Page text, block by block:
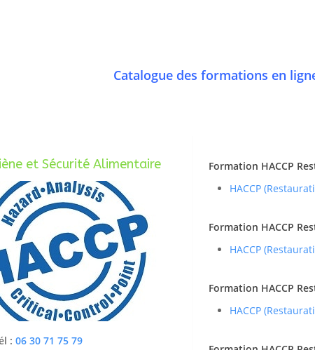
Catalogue des formations en
et Sécurité Alimentaire
: 06 30 71 75 79
Formation HACCP
HACCP
Formation HACCP
HACCP
Formation HACCP
HACCP